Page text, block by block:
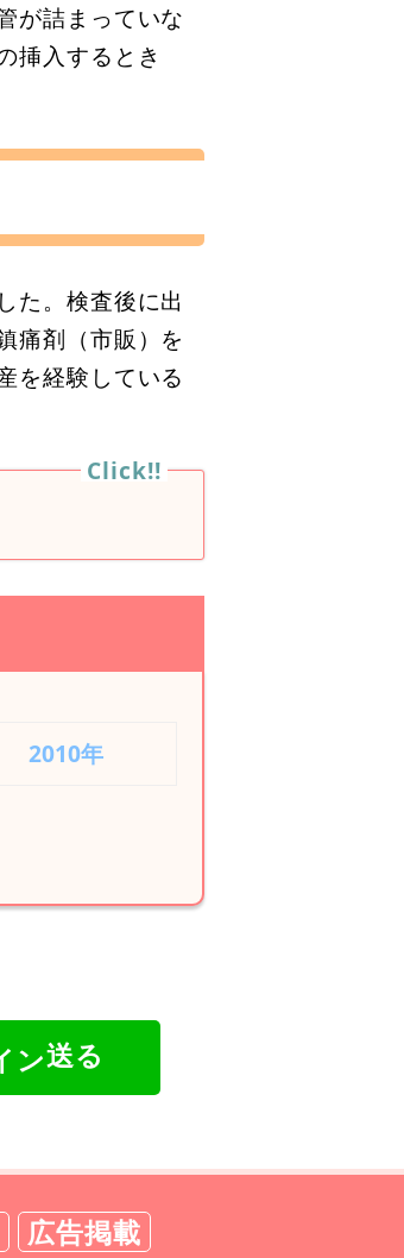
が詰まっていな
挿入するとき
た。検査後に出
痛剤（市販）を
を経験している
2010年